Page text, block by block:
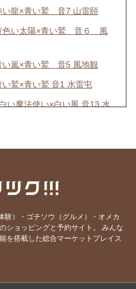
い龍×青い鷲 音7 山雷頤
色い太陽×青い鷲 音６ 風
い嵐×青い鷲 音5 風地観
鷲×青い鷲 音1 水雷屯
い魔法使い×白い風 音13 水
い猿×白い風 音10 雷地予
い犬×白い風 音9 雷地予
い月×白い風 音8 雷地予
験）・ゴチソウ（グルメ）・オメカ
ショッピングと予約サイト。
みんな
を搭載した総合マーケットプレイス